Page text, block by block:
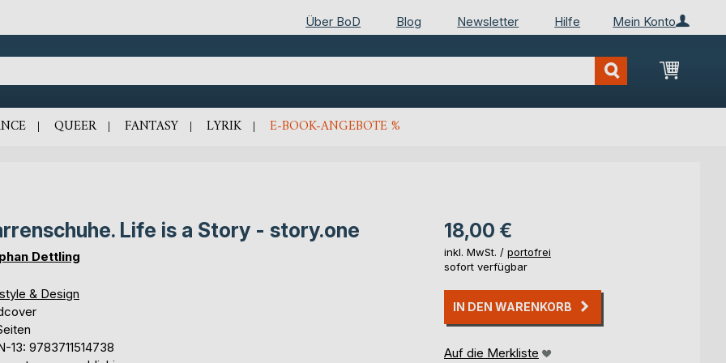
Mein Konto
Über BoD Blog Newsletter Hilfe
Mein
QUEER FANTASY LYRIK E-BOOK-ANGEBOTE %
Life is a Story - story.one
Dettling
& Design
13: 9783711514738
18,00 €
inkl. MwSt. / portofrei
sofort verfügbar
IN DEN WARENKORB
Auf die Merkliste